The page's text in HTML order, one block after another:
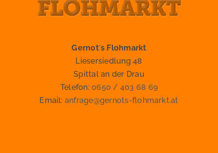
Gernot´s Flohmarkt
Liesersiedlung 48
Spittal an der Drau
Telefon: 0650 / 403 68 69
Email: anfrage@gernots-flohmarkt.at